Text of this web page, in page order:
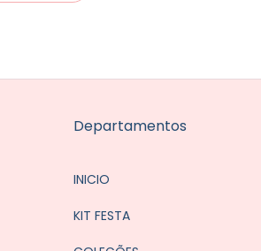
Departamentos
INICIO
KIT FESTA